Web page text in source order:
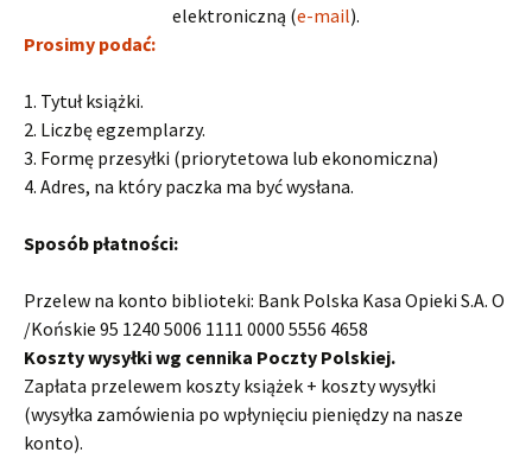
elektroniczną (e-mail).
Prosimy podać:
1. Tytuł książki.
2. Liczbę egzemplarzy.
3. Formę przesyłki (priorytetowa lub ekonomiczna)
4. Adres, na który paczka ma być wysłana.
Sposób płatności:
Przelew na konto biblioteki: Bank Polska Kasa Opieki S.A. O
/Końskie 95 1240 5006 1111 0000 5556 4658
Koszty wysyłki wg cennika Poczty Polskiej.
Zapłata przelewem koszty książek + koszty wysyłki
(wysyłka zamówienia po wpłynięciu pieniędzy na nasze
konto).